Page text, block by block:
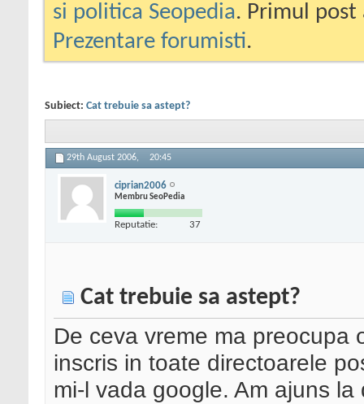
si politica Seopedia. Primul
Prezentare forumisti.
Subiect: Cat trebuie sa astept?
29th August 2006, 20:45
ciprian2006
Membru SeoPedia
Reputatie: 37
Cat trebuie sa astept?
De ceva vreme ma preocupa
inscris in toate directoarele
mi-l vada google. Am ajuns